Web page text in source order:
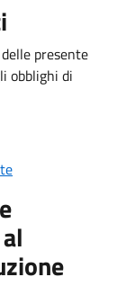
presente
obblighi di